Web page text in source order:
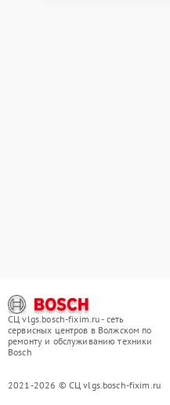
СЦ vlgs.bosch-fixim.ru - сеть
сервисных центров в Волжском по
ремонту и обслуживанию техники
Bosch
2021-2026 © СЦ vlgs.bosch-fixim.ru